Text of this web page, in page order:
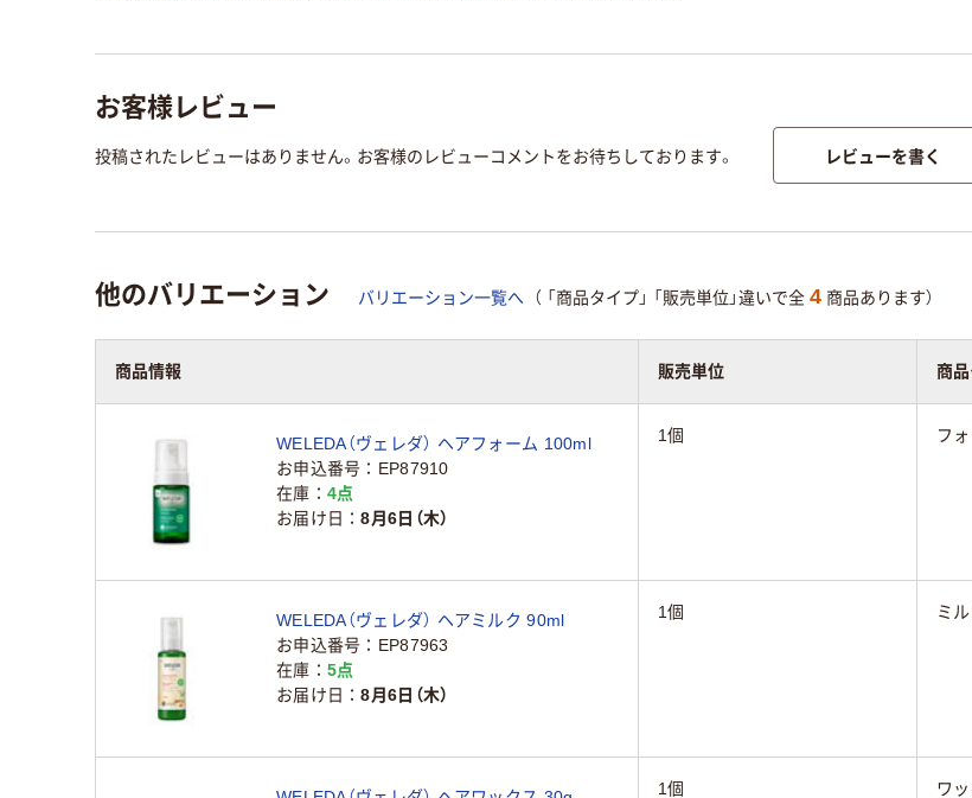
お客様レビュー
投稿されたレビューはありません。お客様のレビューコメントをお待ちしております。 レビューを書く
他のバリエーション バリエーション一覧へ （ 「商品タイプ」 「販売単位」違いで全 4 商品あります）
商品情報 販売単位 商
WELEDA（ヴェレダ） ヘアフォーム 100ml
お申込番号
EP87910
在庫
4点
お届け日
8月6日（木）
1個 フ
WELEDA（ヴェレダ） ヘアミルク 90ml
お申込番号
EP87963
在庫
5点
お届け日
8月6日（木）
1個 ミ
1個 ワ